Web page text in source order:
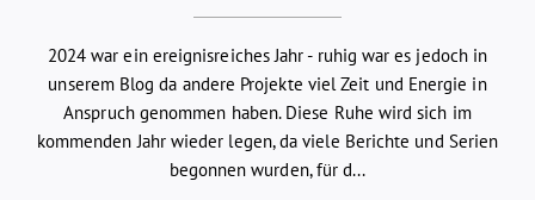
2024 war ein ereignisreiches Jahr - ruhig war es jedoch in
unserem Blog da andere Projekte viel Zeit und Energie in
Anspruch genommen haben. Diese Ruhe wird sich im
kommenden Jahr wieder legen, da viele Berichte und Serien
begonnen wurden, für d...